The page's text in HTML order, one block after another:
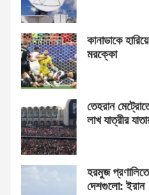
কানাডাকে
মরক্কো
তেহরান
লাখ যাত্রীর
হরমুজ
দেশগুলো: ইরান